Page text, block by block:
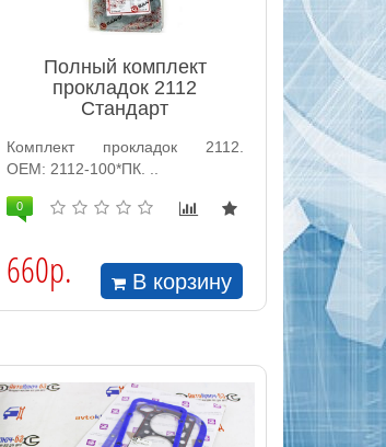
Полный комплект
прокладок 2112
Стандарт
Комплект прокладок 2112.
ОЕМ: 2112-100*ПК. ..
0
660р. В корзину